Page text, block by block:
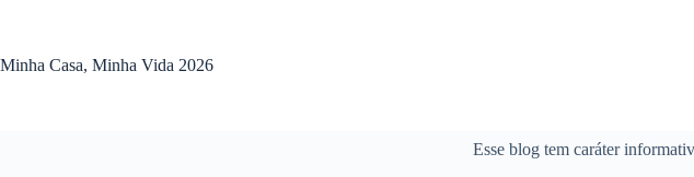
conteúdo
Minha Casa, Minha Vida 2026
Esse blog tem caráter